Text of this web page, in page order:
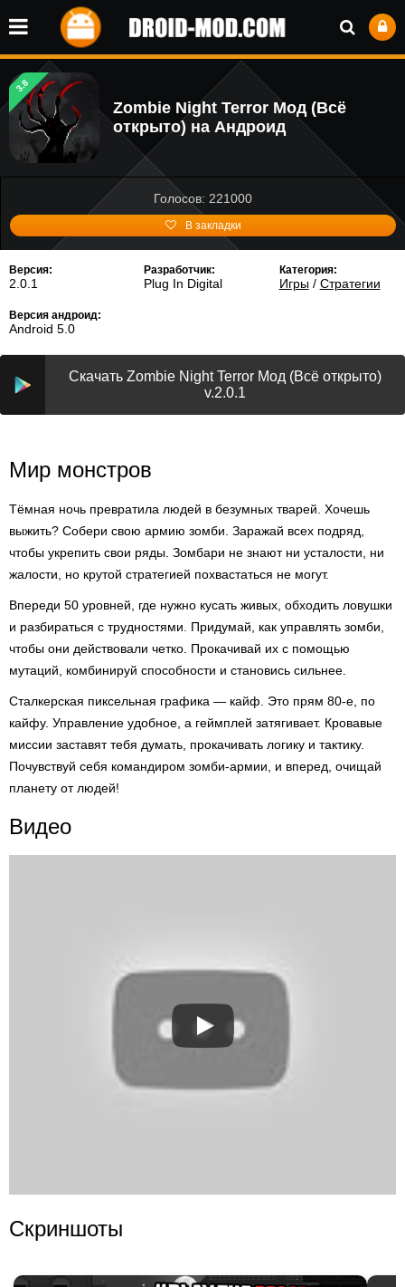
3.8
Zombie Night Terror Мод (Всё
открыто) на Андроид
Голосов: 221000
В закладки
Версия:
2.0.1
Разработчик:
Plug In Digital
Категория:
Игры/ Стратегии
Версия андроид:
Android 5.0
Скачать Zombie Night Terror Мод (Всё открыто)
v.2.0.1
Мир монстров
Тёмная ночь превратила людей в безумных тварей. Хочешь
выжить? Собери свою армию зомби. Заражай всех подряд,
чтобы укрепить свои ряды. Зомбари не знают ни усталости, ни
жалости, но крутой стратегией похвастаться не могут.
Впереди 50 уровней, где нужно кусать живых, обходить ловушки
и разбираться с трудностями. Придумай, как управлять зомби,
чтобы они действовали четко. Прокачивай их с помощью
мутаций, комбинируй способности и становись сильнее.
Сталкерская пиксельная графика — кайф. Это прям 80-е, по
кайфу. Управление удобное, а геймплей затягивает. Кровавые
миссии заставят тебя думать, прокачивать логику и тактику.
Почувствуй себя командиром зомби-армии, и вперед, очищай
планету от людей!
Видео
Скриншоты